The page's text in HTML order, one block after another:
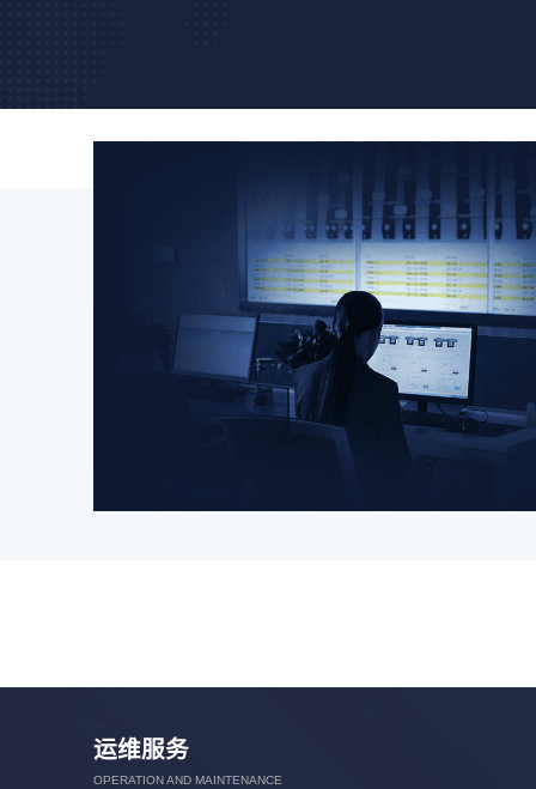
运维服务
OPERATION AND MAINTENANCE